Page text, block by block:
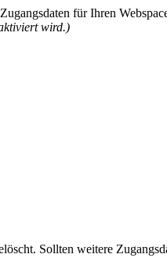
für Ihren
wird.)
Sollten weitere